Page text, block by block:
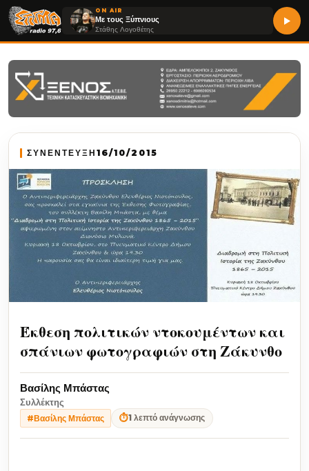
ON AIR
Με τους Ξύπνιους
Στάθης Λογοθέτης
ΣΥΝΕΝΤΕΥΞΗ 16/10/2015
Έκθεση πολιτικών ντοκουμέντων και
σπάνιων φωτογραφιών στη Ζάκυνθο
Βασίλης Μπάστας
Συλλέκτης
#Βασίλης Μπάστας ⏱1 λεπτό ανάγνωσης